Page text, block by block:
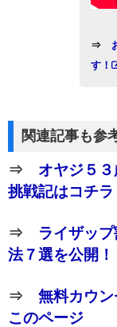
⇒
す！
関連記事も参
⇒ オヤジ５
挑戦記はコチラ
⇒ ライザッ
法７選を公開！
⇒ 無料カウ
このページ